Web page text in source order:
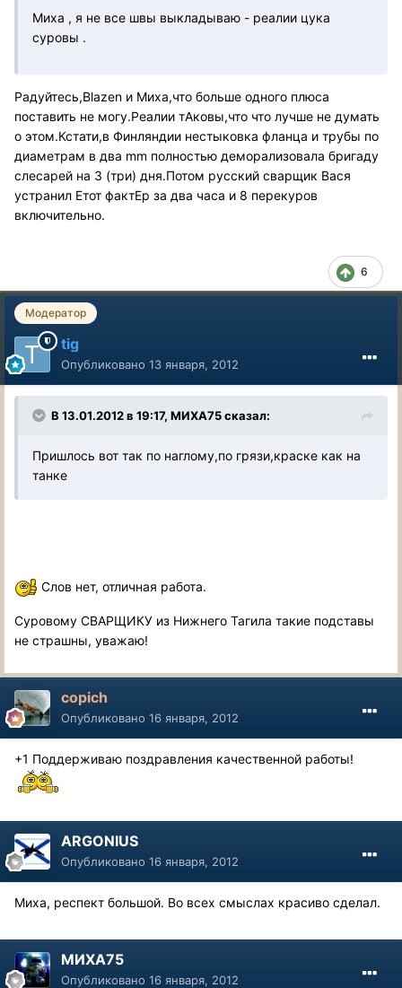
Миха , я не все швы выкладываю - реалии цука
суровы .
Радуйтесь,Blazen и Миха,что больше одного плюса
поставить не могу.Реалии тАковы,что что лучше не думать
о этом.Кстати,в Финляндии нестыковка фланца и трубы по
диаметрам в два mm полностью деморализовала бригаду
слесарей на 3 (три) дня.Потом русский сварщик Вася
устранил Етот фактЕр за два часа и 8 перекуров
включительно.
6
Модератор
tig
Опубликовано 13 января, 2012
В 13.01.2012 в 19:17, МИХА75 сказал:
Пришлось вот так по наглому,по грязи,краске как на
танке
Слов нет, отличная работа.
Суровому СВАРЩИКУ из Нижнего Тагила такие подставы
не страшны, уважаю!
copich
Опубликовано 16 января, 2012
+1 Поддерживаю поздравления качественной работы!
ARGONIUS
Опубликовано 16 января, 2012
Миха, респект большой. Во всех смыслах красиво сделал.
МИХА75
Опубликовано 16 января, 2012